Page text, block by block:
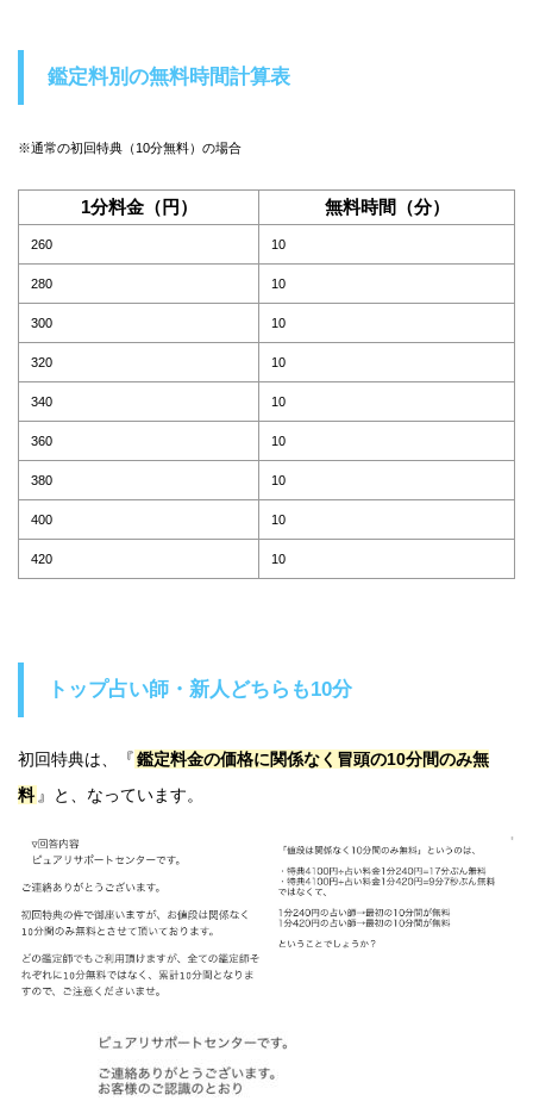
鑑定料別の無料時間計算表
※通常の初回特典（10分無料）の場合
1分料金（円） 無料時間（分）
260 10
280 10
300 10
320 10
340 10
360 10
380 10
400 10
420 10
トップ占い師・新人どちらも10分
初回特典は、『鑑定料金の価格に関係なく冒頭の10分間のみ無
料』と、なっています。